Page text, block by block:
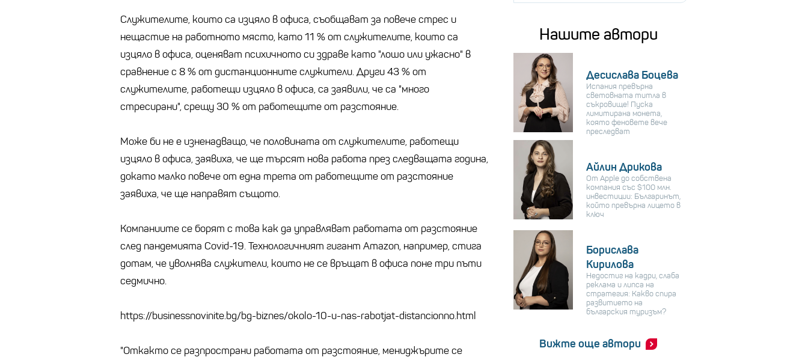
Служителите, които са изцяло в офиса, съобщават за повече стрес и
нещастие на работното място, като 11 % от служителите, които са
изцяло в офиса, оценяват психичното си здраве като "лошо или ужасно" в
сравнение с 8 % от дистанционните служители. Други 43 % от
служителите, работещи изцяло в офиса, са заявили, че са "много
стресирани", срещу 30 % от работещите от разстояние.
Може би не е изненадващо, че половината от служителите, работещи
изцяло в офиса, заявиха, че ще търсят нова работа през следващата година,
докато малко повече от една трета от работещите от разстояние
заявиха, че ще направят същото.
Компаниите се борят с това как да управляват работата от разстояние
след пандемията Covid-19. Технологичният гигант Amazon, например, стига
дотам, че уволнява служители, които не се връщат в офиса поне три пъти
седмично.
https://businessnovinite.bg/bg-biznes/okolo-10-u-nas-rabotjat-distancionno.html
"Откакто се разпространи работата от разстояние, мениджърите се
Нашите автори
Десислава Боцева
Испания превърна
световната титла в
съкровище! Пуска
лимитирана монета,
която феновете вече
преследват
Айлин Дрикова
От Apple до собствена
компания със $100 млн.
инвестиции: Българинът,
който превърна лицето в
ключ
Борислава
Кирилова
Недостиг на кадри, слаба
реклама и липса на
стратегия: Какво спира
развитието на
българския туризъм?
Вижте още автори